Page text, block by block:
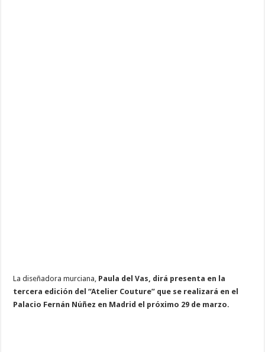
La diseñadora murciana, Paula del Vas, dirá presenta en la
tercera edición del “Atelier Couture” que se realizará en el
Palacio Fernán Núñez en Madrid el próximo 29 de marzo.